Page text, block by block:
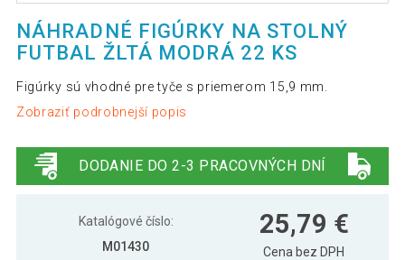
NÁHRADNÉ FIGÚRKY NA STOLNÝ
FUTBAL ŽLTÁ MODRÁ 22 KS
Figúrky sú vhodné pre tyče s priemerom 15,9 mm.
Zobraziť podrobnejší popis
DODANIE DO 2-3 PRACOVNÝCH DNÍ
Katalógové číslo:
M01430
25,79 €
Cena bez DPH